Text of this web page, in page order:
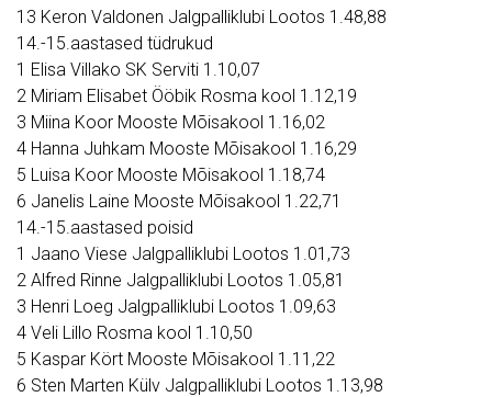
13 Keron Valdonen Jalgpalliklubi Lootos 1.48,88
14.-15.aastased tüdrukud
1 Elisa Villako SK Serviti 1.10,07
2 Miriam Elisabet Ööbik Rosma kool 1.12,19
3 Miina Koor Mooste Mõisakool 1.16,02
4 Hanna Juhkam Mooste Mõisakool 1.16,29
5 Luisa Koor Mooste Mõisakool 1.18,74
6 Janelis Laine Mooste Mõisakool 1.22,71
14.-15.aastased poisid
1 Jaano Viese Jalgpalliklubi Lootos 1.01,73
2 Alfred Rinne Jalgpalliklubi Lootos 1.05,81
3 Henri Loeg Jalgpalliklubi Lootos 1.09,63
4 Veli Lillo Rosma kool 1.10,50
5 Kaspar Kört Mooste Mõisakool 1.11,22
6 Sten Marten Külv Jalgpalliklubi Lootos 1.13,98